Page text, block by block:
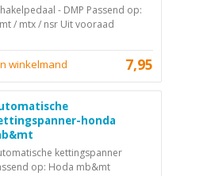
- DMP Passend op:
/ mtx / nsr Uit vooraad
7,95
winkelmand
honda
kettingspanner
op: Hoda mb&mt